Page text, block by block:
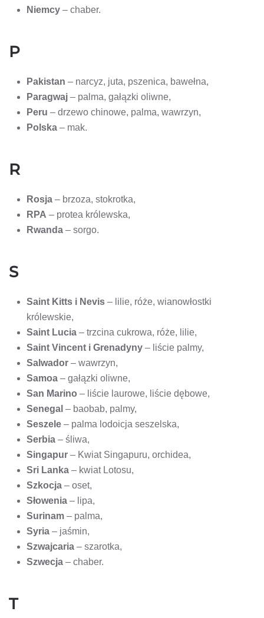
Niemcy – chaber.
P
Pakistan – narcyz, juta, pszenica, bawełna,
Paragwaj – palma, gałązki oliwne,
Peru – drzewo chinowe, palma, wawrzyn,
Polska – mak.
R
Rosja – brzoza, stokrotka,
RPA – protea królewska,
Rwanda – sorgo.
S
Saint Kitts i Nevis – lilie, róże, wianowłostki
królewskie,
Saint Lucia – trzcina cukrowa, róże, lilie,
Saint Vincent i Grenadyny – liście palmy,
Salwador – wawrzyn,
Samoa – gałązki oliwne,
San Marino – liście laurowe, liście dębowe,
Senegal – baobab, palmy,
Seszele – palma lodoicja seszelska,
Serbia – śliwa,
Singapur – Kwiat Singapuru, orchidea,
Sri Lanka – kwiat Lotosu,
Szkocja – oset,
Słowenia – lipa,
Surinam – palma,
Syria – jaśmin,
Szwajcaria – szarotka,
Szwecja – chaber.
T